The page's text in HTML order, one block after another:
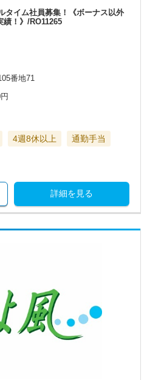
タイム社員募集！《ボーナス以外
績！》/RO11265
番地71
4週8休以上
通勤手当
詳細を見る